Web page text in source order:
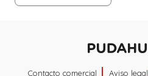
Contacto comercial Aviso legal